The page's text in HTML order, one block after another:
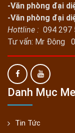
-Văn phòng đại
-Văn phòng đại
Hottline : 094 297
Tư vấn: Mr Đông
Danh Mục
Tin Tức